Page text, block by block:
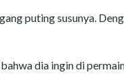
puting susunya.
dia ingin di